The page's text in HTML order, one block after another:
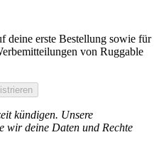
deine erste Bestellung sowie für
von Ruggable
kündigen. Unsere
wir deine Daten und Rechte